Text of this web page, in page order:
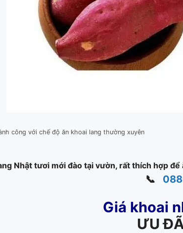
công với chế độ ăn khoai lang thường xuyên
Nhật tươi mới đào tại vườn, rất thích hợp
📞
Giá khoai
ƯU